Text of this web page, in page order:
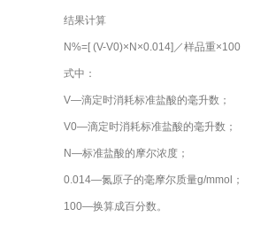
结果计算
N%=[ (V-V0)×N×0.014]／样品重×100
式中：
V—滴定时消耗标准盐酸的毫升数；
V0—滴定时消耗标准盐酸的毫升数；
N—标准盐酸的摩尔浓度；
0.014—氮原子的毫摩尔质量g/mmol；
100—换算成百分数。